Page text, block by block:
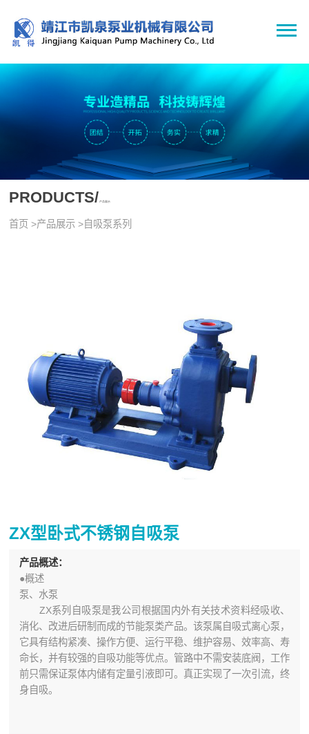
PRODUCTS/ 产品展示
首页 >产品展示 >自吸泵系列
ZX型卧式不锈钢自吸泵
产品概述：
●概述
泵、水泵
ZX系列自吸泵是我公司根据国内外有关技术资料经吸收、
消化、改进后研制而成的节能泵类产品。该泵属自吸式离心泵，
它具有结构紧凑、操作方便、运行平稳、维护容易、效率高、寿
命长，并有较强的自吸功能等优点。管路中不需安装底阀，工作
前只需保证泵体内储有定量引液即可。真正实现了一次引流，终
身自吸。